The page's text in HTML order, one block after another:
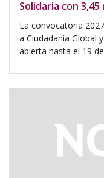
Solidaria con
La convocatoria
a Ciudadanía Global
abierta hasta el 19 de